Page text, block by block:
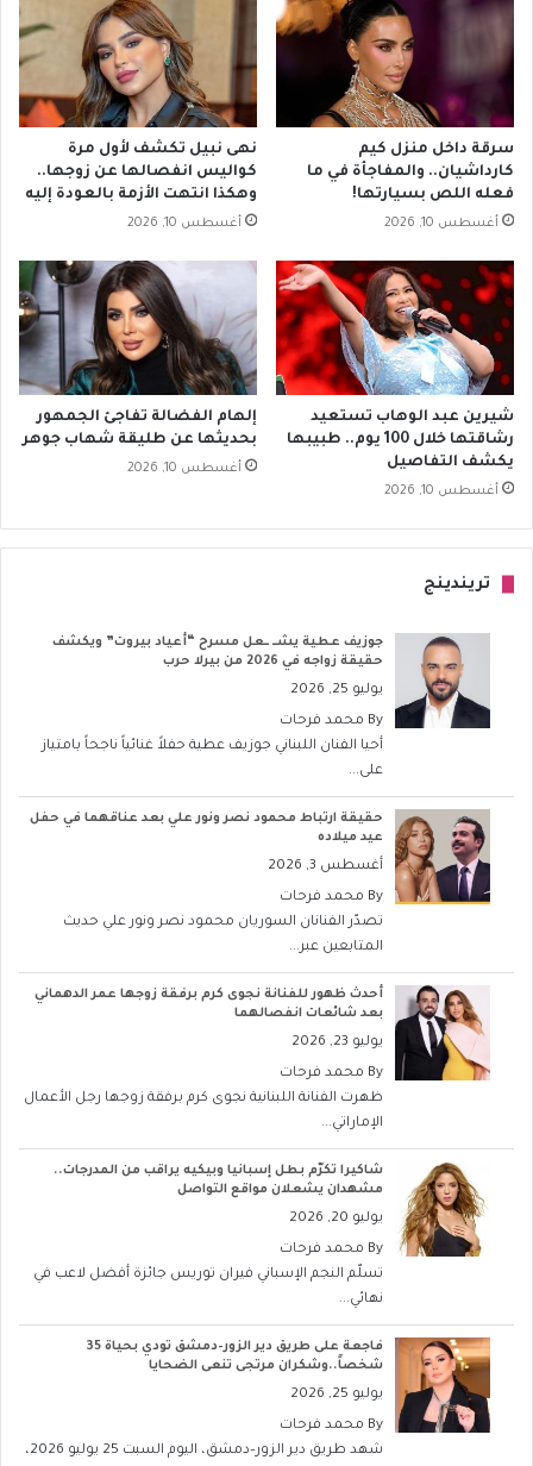
سرقة داخل منزل كيم
كارداشيان.. والمفاجأة في ما
فعله اللص بسيارتها!
أغسطس 10, 2026
نهى نبيل تكشف لأول مرة
كواليس انفصالها عن زوجها..
وهكذا انتهت الأزمة بالعودة إليه
أغسطس 10, 2026
شيرين عبد الوهاب تستعيد
رشاقتها خلال 100 يوم.. طبيبها
يكشف التفاصيل
أغسطس 10, 2026
إلهام الفضالة تفاجئ الجمهور
بحديثها عن طليقة شهاب جوهر
أغسطس 10, 2026
تريندينج
جوزيف عطية يشــ ــعل مسرح “أعياد بيروت” ويكشف
حقيقة زواجه في 2026 من بيرلا حرب
يوليو 25, 2026
By محمد فرحات
أحيا الفنان اللبناني جوزيف عطية حفلاً غنائياً ناجحاً بامتياز
على...
حقيقة ارتباط محمود نصر ونور علي بعد عناقهما في حفل
عيد ميلاده
أغسطس 3, 2026
By محمد فرحات
تصدّر الفنانان السوريان محمود نصر ونور علي حديث
المتابعين عبر...
أحدث ظهور للفنانة نجوى كرم برفقة زوجها عمر الدهماني
بعد شائعات انفصالهما
يوليو 23, 2026
By محمد فرحات
ظهرت الفنانة اللبنانية نجوى كرم برفقة زوجها رجل الأعمال
الإماراتي...
شاكيرا تكرّم بطل إسبانيا وبيكيه يراقب من المدرجات..
مشهدان يشعلان مواقع التواصل
يوليو 20, 2026
By محمد فرحات
تسلّم النجم الإسباني فيران توريس جائزة أفضل لاعب في
نهائي...
فاجعة على طريق دير الزور–دمشق تودي بحياة 35
شخصاً..وشكران مرتجى تنعى الضحايا
يوليو 25, 2026
By محمد فرحات
شهد طريق دير الزور–دمشق، اليوم السبت 25 يوليو 2026،